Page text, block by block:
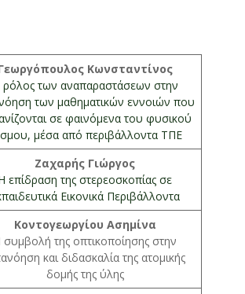
Κωνσταντίνος
των αναπαραστάσεων στην
των μαθηματικών εννοιών που
σε φαινόμενα του φυσικού
μέσα από περιβάλλοντα ΤΠΕ
Ζαχαρής Γιώργος
επίδραση της στερεοσκοπίας σε
Εικονικά Περιβάλλοντα
Κοντογεωργίου Ασημίνα
συμβολή της οπτικοποίησης στην
και διδασκαλία της ατομικής
δομής της ύλης